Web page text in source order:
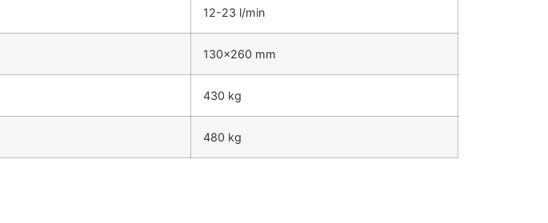
12-23 l/min
130×260 mm
430 kg
480 kg